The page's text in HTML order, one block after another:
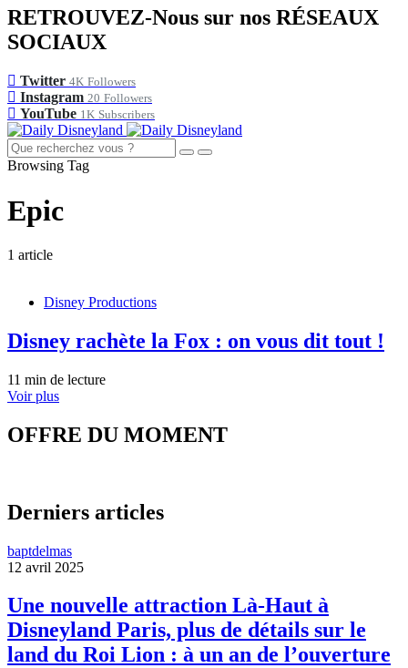
RETROUVEZ-Nous sur nos RÉSEAUX
SOCIAUX
Twitter 4K Followers
Instagram 20 Followers
YouTube 1K Subscribers
Browsing Tag
Epic
1 article
Disney Productions
Disney rachète la Fox : on vous dit tout !
11 min de lecture
Voir plus
OFFRE DU MOMENT
Derniers articles
baptdelmas
12 avril 2025
Une nouvelle attraction Là-Haut à
Disneyland Paris, plus de détails sur le
land du Roi Lion : à un an de l’ouverture